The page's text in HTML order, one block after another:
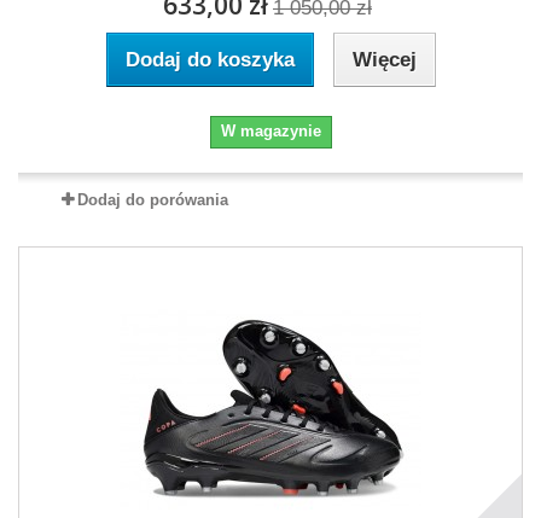
1 050,00 zł
Dodaj do koszyka Więcej
W magazynie
Dodaj do porówania